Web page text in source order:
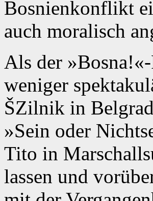
Bosnienkonflikt
auch moralisch
Als der
weniger
ŠZilnik in
»Sein oder
Tito in
lassen und